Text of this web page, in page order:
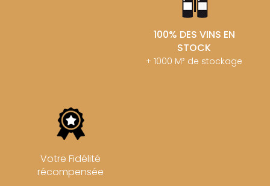
100% DES VINS EN
STOCK
+ 1000 M² de stockage
Votre Fidélité
récompensée